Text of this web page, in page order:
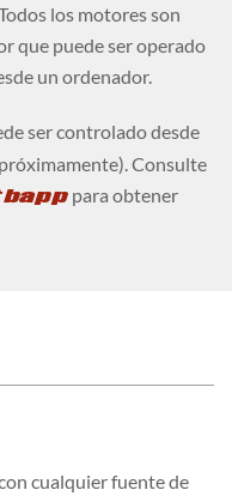
los motores son
que puede ser operado
un ordenador.
ser controlado desde
Consulte
para obtener
cualquier fuente de